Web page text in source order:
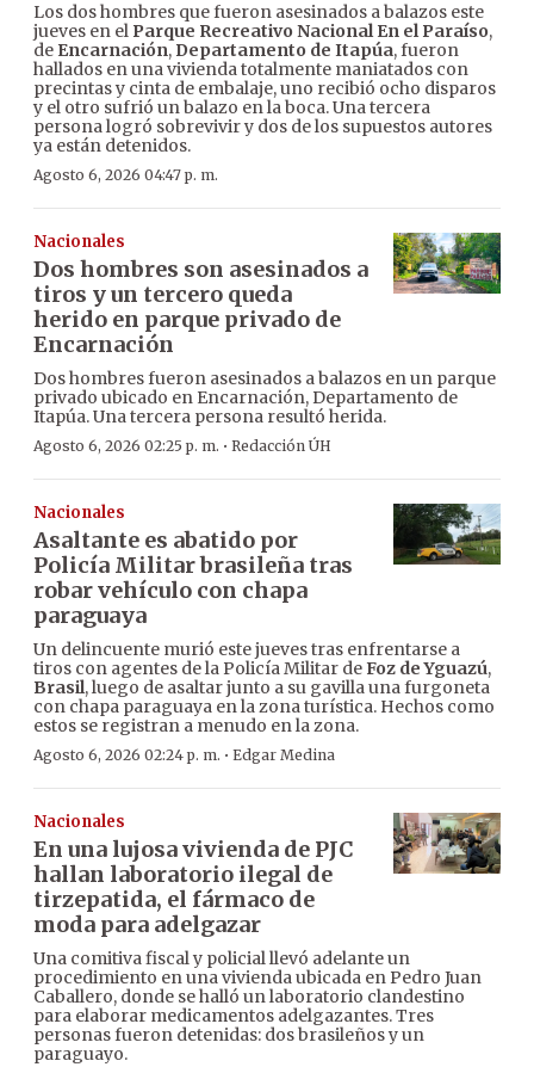
Los dos hombres que fueron asesinados a balazos este
jueves en el Parque Recreativo Nacional En el Paraíso,
de Encarnación, Departamento de Itapúa, fueron
hallados en una vivienda totalmente maniatados con
precintas y cinta de embalaje, uno recibió ocho disparos
y el otro sufrió un balazo en la boca. Una tercera
persona logró sobrevivir y dos de los supuestos autores
ya están detenidos.
Agosto 6, 2026 04:47 p. m.
Nacionales
Dos hombres son asesinados a
tiros y un tercero queda
herido en parque privado de
Encarnación
Dos hombres fueron asesinados a balazos en un parque
privado ubicado en Encarnación, Departamento de
Itapúa. Una tercera persona resultó herida.
Agosto 6, 2026 02:25 p. m. · Redacción ÚH
Nacionales
Asaltante es abatido por
Policía Militar brasileña tras
robar vehículo con chapa
paraguaya
Un delincuente murió este jueves tras enfrentarse a
tiros con agentes de la Policía Militar deFoz de Yguazú,
Brasil, luego de asaltar junto a su gavilla una furgoneta
con chapa paraguaya en la zona turística. Hechos como
estos se registran a menudo en la zona.
Agosto 6, 2026 02:24 p. m. · Edgar Medina
Nacionales
En una lujosa vivienda de PJC
hallan laboratorio ilegal de
tirzepatida, el fármaco de
moda para adelgazar
Una comitiva fiscal y policial llevó adelante un
procedimiento en una vivienda ubicada en Pedro Juan
Caballero, donde se halló un laboratorio clandestino
para elaborar medicamentos adelgazantes. Tres
personas fueron detenidas: dos brasileños y un
paraguayo.